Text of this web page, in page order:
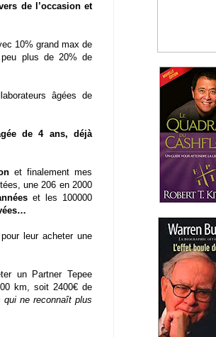
de l’occasion et
10% grand max de
plus de 20% de
âgées de
de 4 ans, déjà
et finalement mes
une 206 en 2000
et les 100000
leur acheter une
un Partner Tepee
km, soit 2400€ de
ne reconnaît plus